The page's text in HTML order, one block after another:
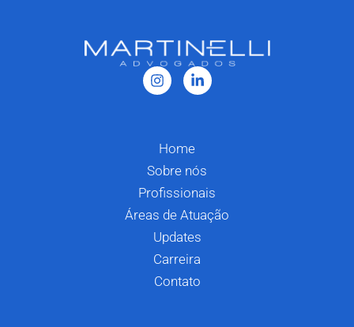
Home
Sobre nós
Profissionais
Áreas de Atuação
Updates
Carreira
Contato